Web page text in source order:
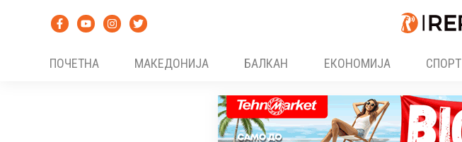
ПОЧЕТНА
МАКЕДОНИЈА БАЛКАН ЕКОНОМИЈА СПОРТ